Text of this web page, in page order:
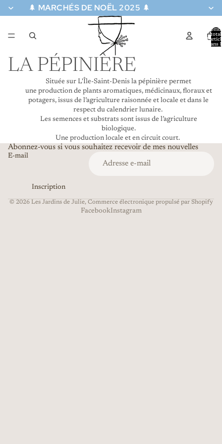
🌲 MARCHÉS DE NOËL 2025 🌲
total
dans
LA PÉPINIÈRE
Située sur L'Île-Saint-Denis la pépinière permet
une production de plants aromatiques, médicinaux, floraux et
potagers, issus de l’agriculture raisonnée et locale et dans le
respect du calendrier lunaire.
Les semences et substrats sont issus de l’agriculture
biologique.
Une production locale et en circuit court.
Abonnez-vous si vous souhaitez recevoir de mes nouvelles
E-mail
Inscription
© 2026 Les Jardins de Julie, Commerce électronique propulsé par Shopify
FacebookInstagram